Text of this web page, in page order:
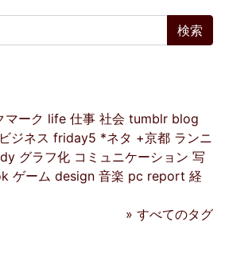
マーク life 仕事 社会 tumblr blog
ビジネス friday5 *ネタ +京都 ランニ
グラフ化 コミュニケーション 写
ゲーム design 音楽 pc report 経
» すべてのタグ